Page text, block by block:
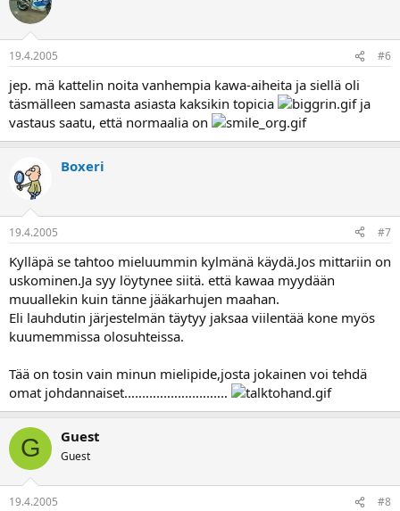
19.4.2005 #6
jep. mä kattelin noita vanhempia kawa-aiheita ja siellä oli
täsmälleen samasta asiasta kaksikin topicia
ja
vastaus saatu, että normaalia on
Boxeri
19.4.2005 #7
Kylläpä se tahtoo mieluummin kylmänä käydä.Jos mittariin on
uskominen.Ja syy löytynee siitä. että kawaa myydään
muuallekin kuin tänne jääkarhujen maahan.
Eli lauhdutin järjestelmän täytyy jaksaa viilentää kone myös
kuumemmissa olosuhteissa.
Tää on tosin vain minun mielipide,josta jokainen voi tehdä
omat johdannaiset.............................
G Guest
Guest
19.4.2005 #8